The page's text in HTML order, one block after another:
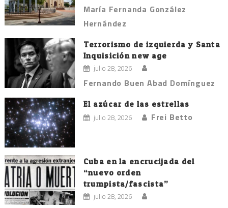
María Fernanda González
Hernández
Terrorismo de izquierda y Santa
Inquisición new age
julio 28, 2026
Fernando Buen Abad Domínguez
El azúcar de las estrellas
julio 28, 2026 Frei Betto
Cuba en la encrucijada del
“nuevo orden
trumpista/fascista”
julio 28, 2026